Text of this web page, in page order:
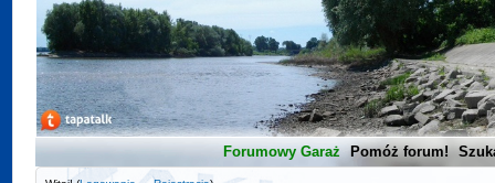
Forumowy Garaż Pomóż forum!